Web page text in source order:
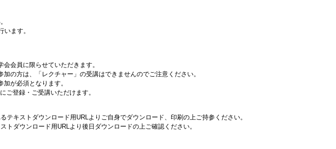
ます。
会員に限らせていただきます。
の方は、「レクチャー」の受講はできませんのでご注意ください。
加が必須となります。
ご登録・ご受講いただけます。
テキストダウンロード用URLよりご自身でダウンロード、印刷の上ご持参ください。
トダウンロード用URLより後日ダウンロードの上ご確認ください。